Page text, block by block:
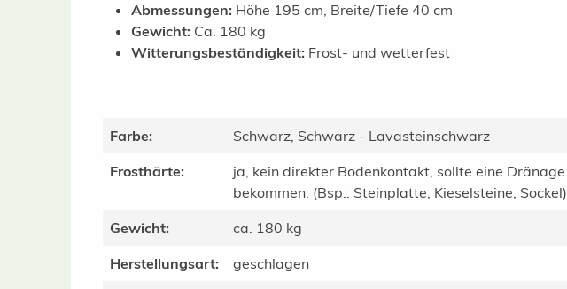
Abmessungen: Höhe 195 cm, Breite/Tiefe 40 cm
Gewicht: Ca. 180 kg
Witterungsbeständigkeit: Frost- und wetterfest
Farbe:
Schwarz, Schwarz - Lavasteinschwarz
Frosthärte:
ja, kein direkter Bodenkontakt, sollte eine Dränage
bekommen. (Bsp.: Steinplatte, Kieselsteine, Sockel)
Gewicht:
ca. 180 kg
Herstellungsart:
geschlagen